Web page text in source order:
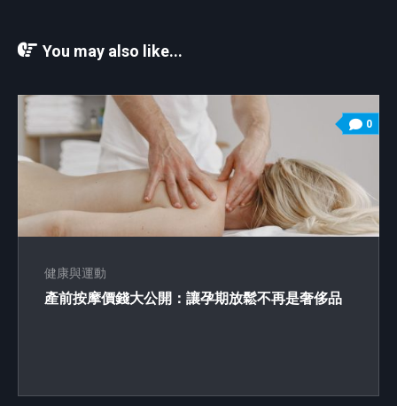
You may also like...
0
健康與運動
產前按摩價錢大公開：讓孕期放鬆不再是奢侈品